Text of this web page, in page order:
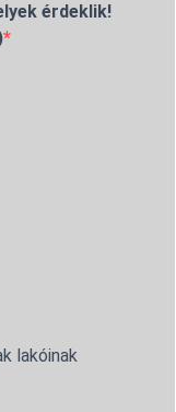
érdeklik!
lakóinak